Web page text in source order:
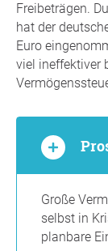
Freibeträgen.
hat der
Euro
viel ineffektiver
Große
selbst in
planbare